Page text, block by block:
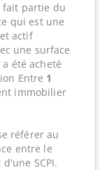
fait partie du
qui est une
actif
une surface
été acheté
Entre 1
immobilier
référer au
entre le
SCPI.